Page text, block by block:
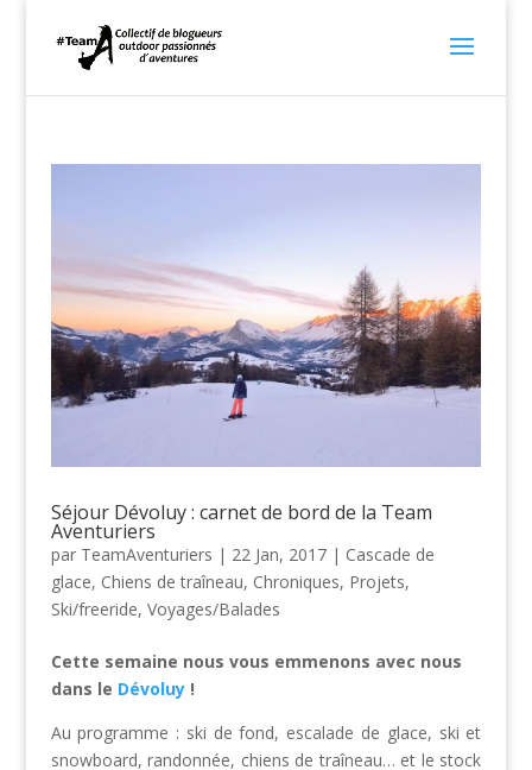
Séjour Dévoluy : carnet de bord de la Team
Aventuriers
par TeamAventuriers | 22 Jan, 2017| Cascade de
glace, Chiens de traîneau, Chroniques, Projets,
Ski/freeride, Voyages/Balades
Cette semaine nous vous emmenons avec nous
dans le Dévoluy!
Au programme : ski de fond, escalade de glace, ski et
snowboard, randonnée, chiens de traîneau… et le stock